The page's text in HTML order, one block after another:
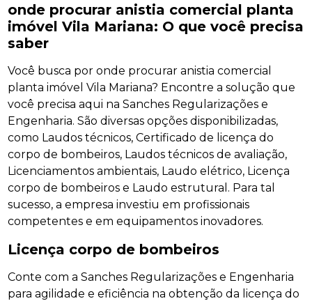
onde procurar anistia comercial planta
imóvel Vila Mariana: O que você precisa
saber
Você busca por onde procurar anistia comercial
planta imóvel Vila Mariana? Encontre a solução que
você precisa aqui na Sanches Regularizações e
Engenharia. São diversas opções disponibilizadas,
como Laudos técnicos, Certificado de licença do
corpo de bombeiros, Laudos técnicos de avaliação,
Licenciamentos ambientais, Laudo elétrico, Licença
corpo de bombeiros e Laudo estrutural. Para tal
sucesso, a empresa investiu em profissionais
competentes e em equipamentos inovadores.
Licença corpo de bombeiros
Conte com a Sanches Regularizações e Engenharia
para agilidade e eficiência na obtenção da licença do